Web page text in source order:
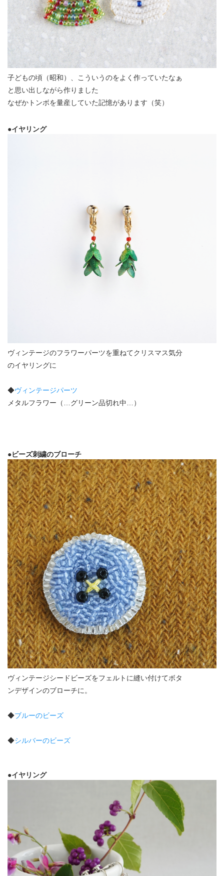
子どもの頃（昭和）、こういうのをよく作っていたなぁ
と思い出しながら作りました
なぜかトンボを量産していた記憶があります（笑）
●イヤリング
ヴィンテージのフラワーパーツを重ねてクリスマス気分
のイヤリングに
◆ヴィンテージパーツ
メタルフラワー（…グリーン品切れ中…）
●ビーズ刺繍のブローチ
ヴィンテージシードビーズをフェルトに縫い付けてボタ
ンデザインのブローチに。
◆ブルーのビーズ
◆シルバーのビーズ
●イヤリング